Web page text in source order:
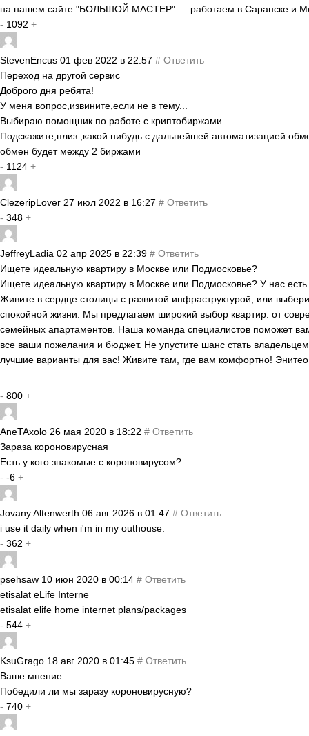
на нашем сайте "БОЛЬШОЙ МАСТЕР" — работаем в Саранске и
- 1092 +
StevenEncus 01 фев 2022 в 22:57 # Ответить
Переход на другой сервис
Доброго дня ребята!
У меня вопрос,извините,если не в тему...
Выбираю помощник по работе с криптобиржами
Подскажите,плиз ,какой нибудь с дальнейшей автоматизацией
обмен будет между 2 биржами
- 1124 +
ClezeripLover 27 июл 2022 в 16:27 # Ответить
- 348 +
JeffreyLadia 02 апр 2025 в 22:39 # Ответить
Ищете идеальную квартиру в Москве или Подмосковье?
Ищете идеальную квартиру в Москве или Подмосковье? У нас
Живите в сердце столицы с развитой инфраструктурой, или
спокойной жизни. Мы предлагаем широкий выбор квартир: от
семейных апартаментов. Наша команда специалистов поможет
все ваши пожелания и бюджет. Не упустите шанс стать
лучшие варианты для вас! Живите там, где вам комфортно!
- 800 +
AneTAxolo 26 мая 2020 в 18:22 # Ответить
Зараза короновирусная
Есть у кого знакомые с короновирусом?
- -6 +
Jovany Altenwerth 06 авг 2026 в 01:47 # Ответить
i use it daily when i'm in my outhouse.
- 362 +
psehsaw 10 июн 2020 в 00:14 # Ответить
etisalat eLife Interne
etisalat elife home internet plans/packages
- 544 +
KsuGrago 18 авг 2020 в 01:45 # Ответить
Ваше мнение
Победили ли мы заразу короновирусную?
- 740 +